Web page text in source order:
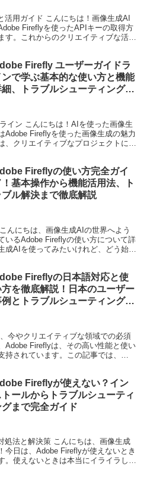
活用ガイド こんにちは！画像生成AI
Fireflyを使ったAPIキーの取得方
。これからのクリエイティブな活動
Firefly ユーザーガイドラ
ンで学ぶ基本的な使い方と機能
細、トラブルシューティングと
イン こんにちは！AIを使った画像生
Adobe Fireflyを使った画像生成の魅力
クリエイティブなプロジェクトに新
Fireflyの使い方完全ガイ
！基本操作から機能活用法、ト
ブル解決まで徹底解説
んにちは、画像生成AIの世界へよう
いるAdobe Fireflyの使い方について詳
成AIを使ってみたいけれど、どう始め
Fireflyの日本語対応と使
方を徹底解説！日本のユーザー
例とトラブルシューティングも
今やクリエイティブな領域での必須
Adobe Fireflyは、その高い性能と使い
されています。この記事では、
Fireflyが使えない？イン
トールからトラブルシューティ
グまで完全ガイド
処法と解決策 こんにちは、画像生成
今日は、Adobe Fireflyが使えないとき
。使えないときは本当にイライラしま